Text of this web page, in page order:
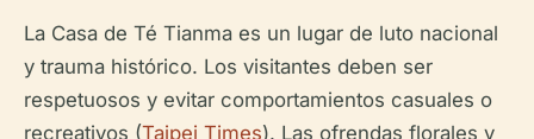
La Casa de Té Tianma es un lugar de luto nacional
y trauma histórico. Los visitantes deben ser
respetuosos y evitar comportamientos casuales o
recreativos (Taipei Times). Las ofrendas florales y